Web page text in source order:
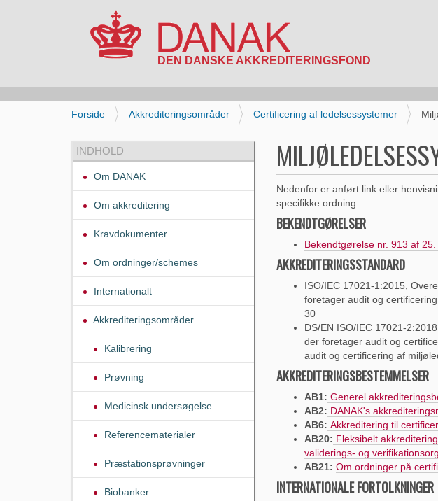
D
e
Forside Akkrediteringsområder Certificering af ledelsessystemer
Nedenfor er anført link eller
specifikke ordning.
BEKENDTGØRELSER
Bekendtgørelse nr. 913 af
AKKREDITERINGSSTANDARD
ISO/IEC 17021-1:2015,
foretager audit og
30
DS/EN ISO/IEC 17021-
der foretager audit og
audit og certificering af
AKKREDITERINGSBESTEMMELSER
AB1: Generel
AB2: DANAK's
AB6: Akkreditering til
AB20: Fleksibelt
validerings- og
AB21: Om ordninger på
INTERNATIONALE FORTOLKNINGER
INDHOLD
Om DANAK
Om akkreditering
Kravdokumenter
Om ordninger/schemes
Internationalt
Akkrediteringsområder
Kalibrering
Prøvning
Medicinsk undersøgelse
Referencematerialer
Præstationsprøvninger
Biobanker